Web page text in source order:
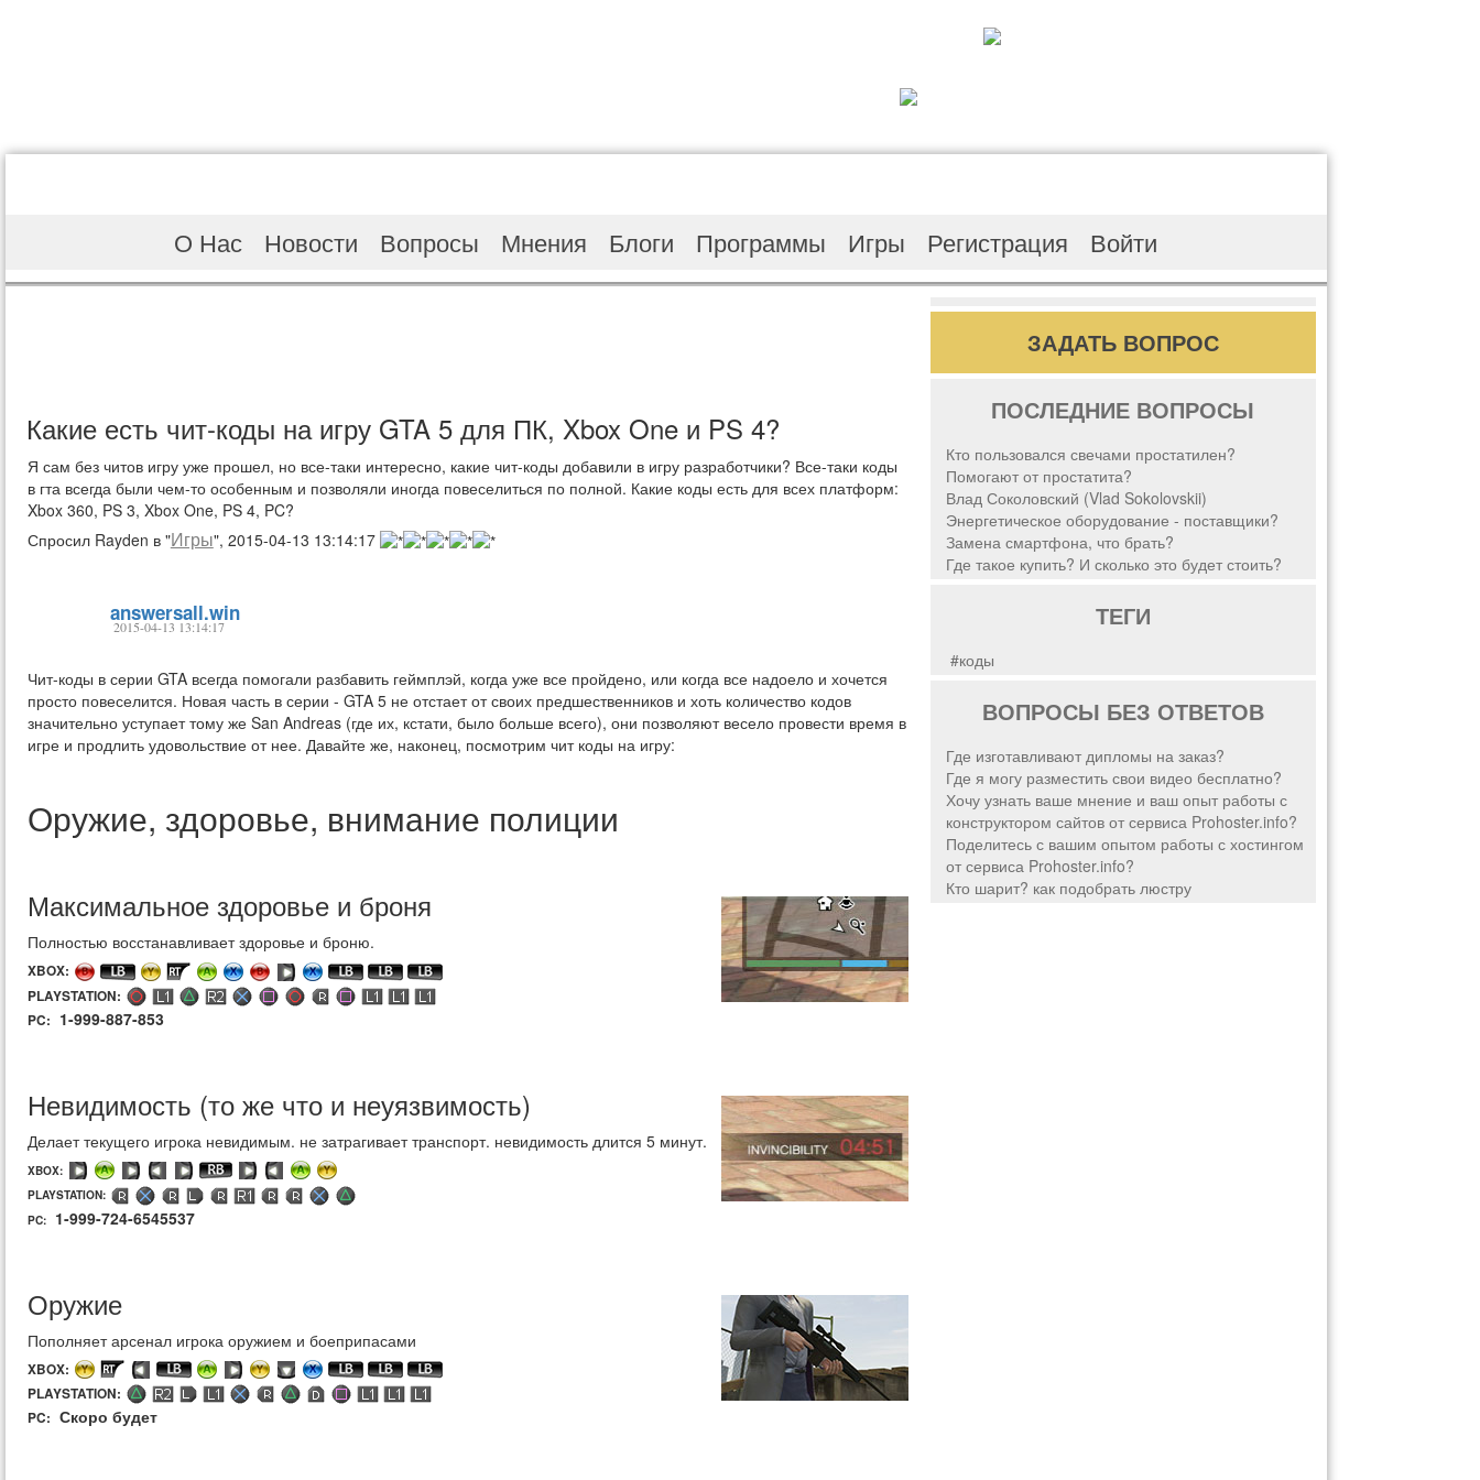
О Нас Новости Вопросы Мнения Блоги Программы Игры Регистрация Войти
Какие есть чит-коды на игру GTA 5 для ПК, Xbox One и PS 4?
Я сам без читов игру уже прошел, но все-таки интересно, какие чит-коды добавили в игру разработчики? Все-таки коды
в гта всегда были чем-то особенным и позволяли иногда повеселиться по полной. Какие коды есть для всех платформ:
Xbox 360, PS 3, Xbox One, PS 4, PC?
Спросил Rayden в "Игры", 2015-04-13 13:14:17
answersall.win
2015-04-13 13:14:17
Чит-коды в серии GTA всегда помогали разбавить геймплэй, когда уже все пройдено, или когда все надоело и хочется
просто повеселится. Новая часть в серии - GTA 5 не отстает от своих предшественников и хоть количество кодов
значительно уступает тому же San Andreas (где их, кстати, было больше всего), они позволяют весело провести время в
игре и продлить удовольствие от нее. Давайте же, наконец, посмотрим чит коды на игру:
Оружие, здоровье, внимание полиции
Максимальное здоровье и броня
Полностью восстанавливает здоровье и броню.
XBOX:
PLAYSTATION:
PC: 1-999-887-853
Невидимость (то же что и неуязвимость)
Делает текущего игрока невидимым. не затрагивает транспорт. невидимость длится 5 минут.
XBOX:
PLAYSTATION:
PC:
1-999-724-6545537
Оружие
Пополняет арсенал игрока оружием и боеприпасами
XBOX:
PLAYSTATION:
PC: Скоро будет
ЗАДАТЬ ВОПРОС
ПОСЛЕДНИЕ ВОПРОСЫ
Кто пользовался свечами простатилен?
Помогают от простатита?
Влад Соколовский (Vlad Sokolovskii)
Энергетическое оборудование - поставщики?
Замена смартфона, что брать?
Где такое купить? И сколько это будет стоить?
ТЕГИ
#коды
ВОПРОСЫ БЕЗ ОТВЕТОВ
Где изготавливают дипломы на заказ?
Где я могу разместить свои видео бесплатно?
Хочу узнать ваше мнение и ваш опыт работы с
конструктором сайтов от сервиса Prohoster.info?
Поделитесь с вашим опытом работы с хостингом
от сервиса Prohoster.info?
Кто шарит? как подобрать люстру